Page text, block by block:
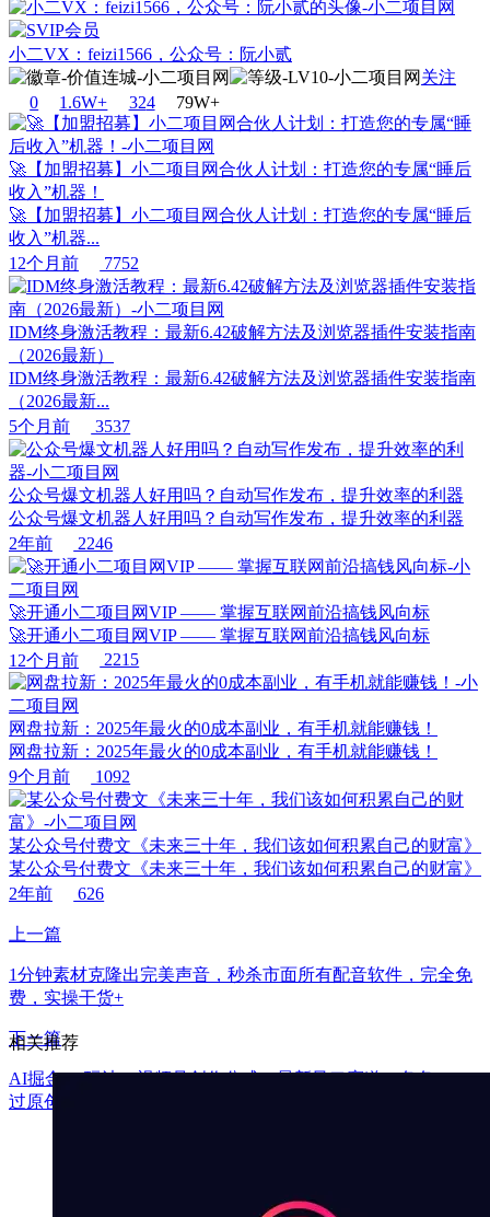
小二VX：feizi1566，公众号：阮小贰
关注
0
1.6W+ 324 79W+
🚀【加盟招募】小二项目网合伙人计划：打造您的专属“睡后
收入”机器！
🚀【加盟招募】小二项目网合伙人计划：打造您的专属“睡后
收入”机器...
12个月前
7752
IDM终身激活教程：最新6.42破解方法及浏览器插件安装指南
（2026最新）
IDM终身激活教程：最新6.42破解方法及浏览器插件安装指南
（2026最新...
5个月前
3537
公众号爆文机器人好用吗？自动写作发布，提升效率的利器
公众号爆文机器人好用吗？自动写作发布，提升效率的利器
2年前
2246
🚀开通小二项目网VIP —— 掌握互联网前沿搞钱风向标
🚀开通小二项目网VIP —— 掌握互联网前沿搞钱风向标
12个月前
2215
网盘拉新：2025年最火的0成本副业，有手机就能赚钱！
网盘拉新：2025年最火的0成本副业，有手机就能赚钱！
9个月前
1092
某公众号付费文《未来三十年，我们该如何积累自己的财富》
某公众号付费文《未来三十年，我们该如何积累自己的财富》
2年前
626
上一篇
1分钟素材克隆出完美声音，秒杀市面所有配音软件，完全免
费，实操干货+
下一篇
AI掘金4.0玩法，视频号创作分成，最新风口赛道，条条100%
过原创，小白易上手
相关推荐